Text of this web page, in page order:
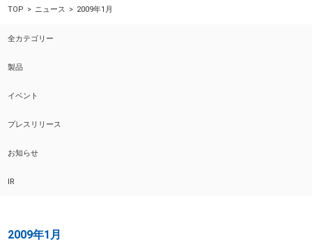
TOP ニュース 2009年1月
全カテゴリー
製品
イベント
プレスリリース
お知らせ
IR
2009年1月